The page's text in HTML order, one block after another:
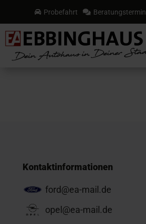
 Probefahrt  Beratungstermin
Kontaktinformationen
ford@ea-mail.de
opel@ea-mail.de